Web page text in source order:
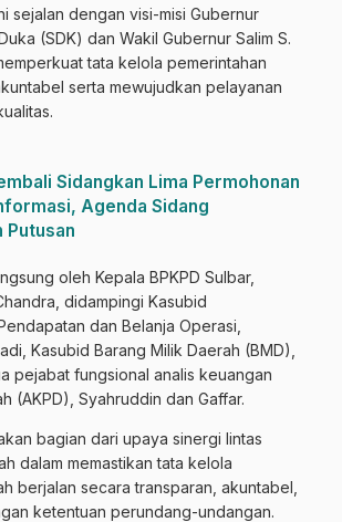
sejalan dengan visi-misi Gubernur
(SDK) dan Wakil Gubernur Salim S.
tata kelola pemerintahan
serta mewujudkan pelayanan
Sidangkan Lima Permohonan
Agenda Sidang
Putusan
oleh Kepala BPKPD Sulbar,
didampingi Kasubid
dan Belanja Operasi,
Kasubid Barang Milik Daerah (BMD),
pejabat fungsional analis keuangan
(AKPD), Syahruddin dan Gaffar.
bagian dari upaya sinergi lintas
dalam memastikan tata kelola
berjalan secara transparan, akuntabel,
ketentuan perundang-undangan.